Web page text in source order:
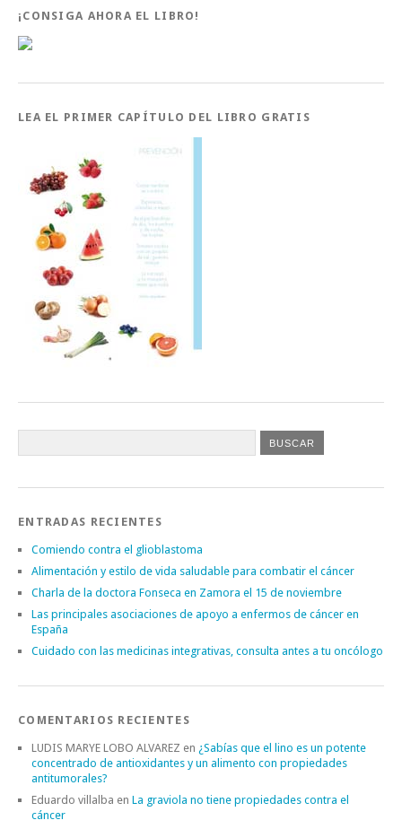
¡CONSIGA AHORA EL LIBRO!
LEA EL PRIMER CAPÍTULO DEL LIBRO GRATIS
ENTRADAS RECIENTES
Comiendo contra el glioblastoma
Alimentación y estilo de vida saludable para combatir el cáncer
Charla de la doctora Fonseca en Zamora el 15 de noviembre
Las principales asociaciones de apoyo a enfermos de cáncer en
España
Cuidado con las medicinas integrativas, consulta antes a tu oncólogo
COMENTARIOS RECIENTES
LUDIS MARYE LOBO ALVAREZ en ¿Sabías que el lino es un potente
concentrado de antioxidantes y un alimento con propiedades
antitumorales?
Eduardo villalba en La graviola no tiene propiedades contra el
cáncer